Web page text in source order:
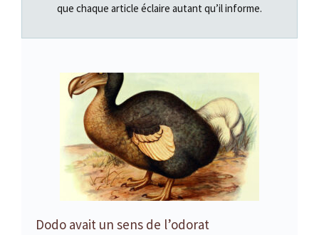
que chaque article éclaire autant qu’il informe.
Dodo avait un sens de l’odorat